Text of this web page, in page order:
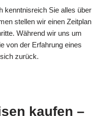
kenntnisreich Sie alles über
stellen wir einen Zeitplan
Während wir uns um
von der Erfahrung eines
zurück.
kaufen –